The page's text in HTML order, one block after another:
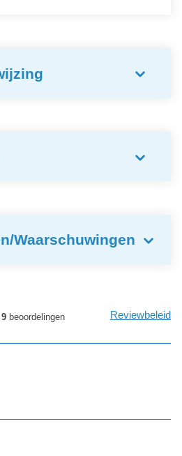
Waarschuwingen
9 beoordelingen Reviewbeleid